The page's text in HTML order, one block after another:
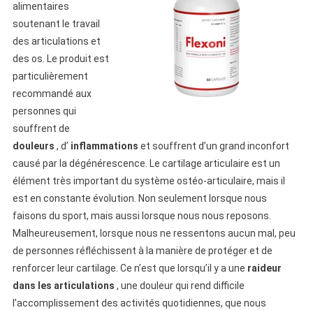
alimentaires
soutenant le travail
des articulations et
des os. Le produit est
particulièrement
recommandé aux
personnes qui
souffrent de
douleurs , d’ inflammations et souffrent d’un grand inconfort
causé par la dégénérescence. Le cartilage articulaire est un
élément très important du système ostéo-articulaire, mais il
est en constante évolution. Non seulement lorsque nous
faisons du sport, mais aussi lorsque nous nous reposons.
Malheureusement, lorsque nous ne ressentons aucun mal, peu
de personnes réfléchissent à la manière de protéger et de
renforcer leur cartilage. Ce n’est que lorsqu’il y a une raideur
dans les articulations , une douleur qui rend difficile
l’accomplissement des activités quotidiennes, que nous